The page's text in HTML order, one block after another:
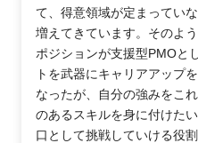
て、得意領域が定まってい
増えてきています。そのよ
ポジションが支援型PMOと
トを武器にキャリアアップ
なったが、自分の強みをこ
のあるスキルを身に付けた
口として挑戦していける役割